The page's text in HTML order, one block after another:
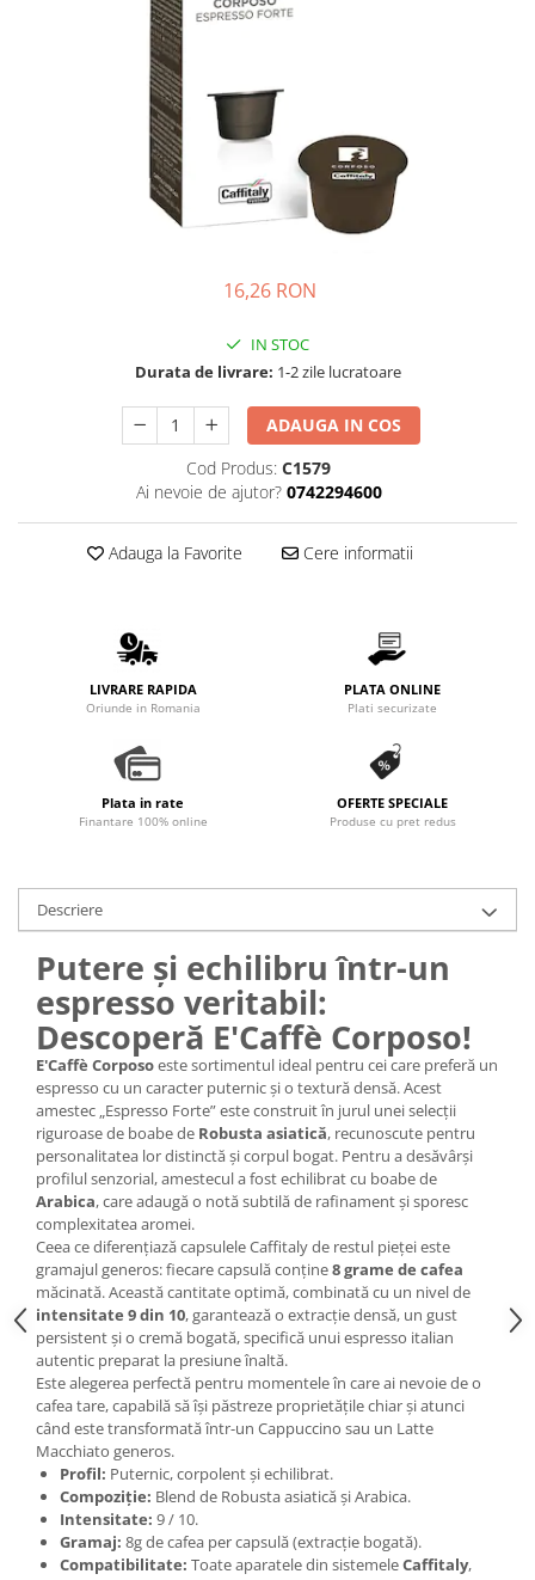
16,26 RON
IN STOC
Durata de livrare: 1-2 zile lucratoare
ADAUGA IN COS
Cod Produs: C1579
Ai nevoie de ajutor? 0742294600
Adauga la Favorite Cere informatii
LIVRARE RAPIDA
Oriunde in Romania
PLATA ONLINE
Plati securizate
Plata in rate
Finantare 100% online
OFERTE SPECIALE
Produse cu pret redus
Descriere
Putere și echilibru într-un
espresso veritabil:
Descoperă E'Caffè Corposo!
E'Caffè Corposoeste sortimentul ideal pentru cei care preferă un
espresso cu un caracter puternic și o textură densă. Acest
amestec „Espresso Forte” este construit în jurul unei selecții
riguroase de boabe de Robusta asiatică, recunoscute pentru
personalitatea lor distinctă și corpul bogat. Pentru a desăvârși
profilul senzorial, amestecul a fost echilibrat cu boabe de
Arabica, care adaugă o notă subtilă de rafinament și sporesc
complexitatea aromei.
Ceea ce diferențiază capsulele Caffitaly de restul pieței este
gramajul generos: fiecare capsulă conține8 grame de cafea
măcinată. Această cantitate optimă, combinată cu un nivel de
intensitate 9 din 10, garantează o extracție densă, un gust
persistent și o cremă bogată, specifică unui espresso italian
autentic preparat la presiune înaltă.
Este alegerea perfectă pentru momentele în care ai nevoie de o
cafea tare, capabilă să își păstreze proprietățile chiar și atunci
când este transformată într-un Cappuccino sau un Latte
Macchiato generos.
Profil: Puternic, corpolent și echilibrat.
Compoziție: Blend de Robusta asiatică și Arabica.
Intensitate: 9 / 10.
Gramaj: 8g de cafea per capsulă (extracție bogată).
Compatibilitate: Toate aparatele din sistemeleCaffitaly,